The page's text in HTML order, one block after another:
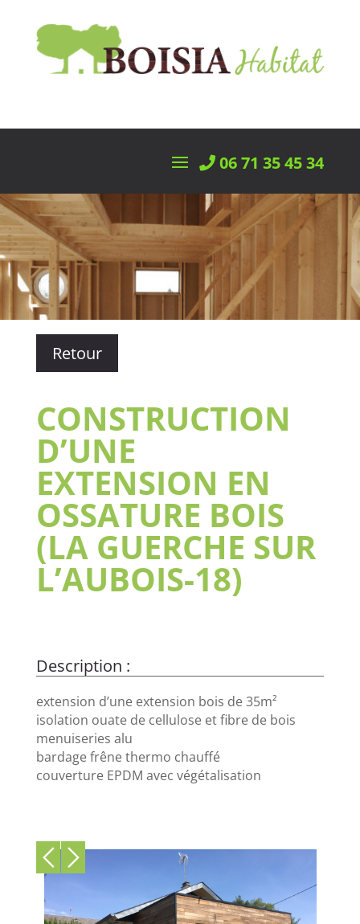
06 71 35 45 34
Retour
CONSTRUCTION
D’UNE
EXTENSION EN
OSSATURE BOIS
(LA GUERCHE SUR
L’AUBOIS-18)
extension d’une extension bois de 35m²
isolation ouate de cellulose et fibre de bois
menuiseries alu
bardage frêne thermo chauffé
couverture EPDM avec végétalisation